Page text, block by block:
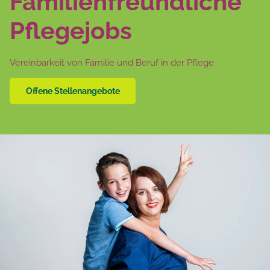
Pflegejobs
Vereinbarkeit von Familie und Beruf in der Pflege
Offene Stellenangebote